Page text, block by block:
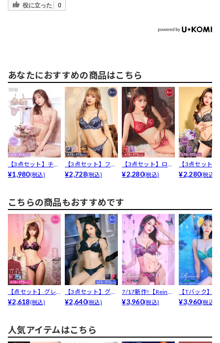
役に立った 0
あなたにおすすめの商品はこちら
【3点セット】チャ
ーミングパステル
¥1,980(税込)
【3点セット】ファ
ンシーグロスフラ
¥2,728(税込)
【3点セット】ロイ
ヤルビビットブル
¥2,280(税込)
【3点セット
マラスヌーデ
¥2,280(税込)
こちらの商品もおすすめです
【点セット】グレ
イスフルローズ育
¥2,618(税込)
【3点セット】グロ
スサテンリボンレ
¥2,640(税込)
7/17新作!【Reines
t】ミステ...
¥3,960(税込)
【Tバック】
est】【永尾ま
¥3,960(税込)
人気アイテムはこちら